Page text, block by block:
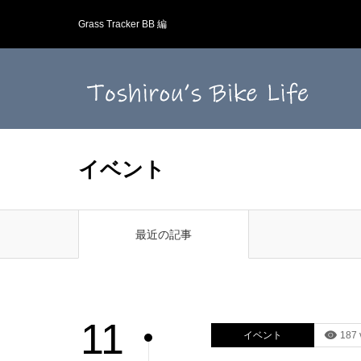
Grass Tracker BB 編
イベント
最近の記事
11 イベント 187